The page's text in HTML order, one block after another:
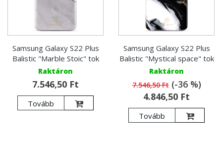
Samsung Galaxy S22 Plus
Balistic "Marble Stoic" tok
Raktáron
7.546,50 Ft
Tovább
Samsung Galaxy S22 Plus
Balistic "Mystical space" tok
Raktáron
7.546,50 Ft(-36 %)
4.846,50 Ft
Tovább